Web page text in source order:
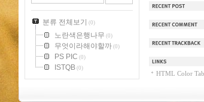
분류 전체보기 (0)
노란색은행나무 (0)
무엇이라해야할까 (0)
PS PIC (0)
ISTQB (0)
링크
HTML Color